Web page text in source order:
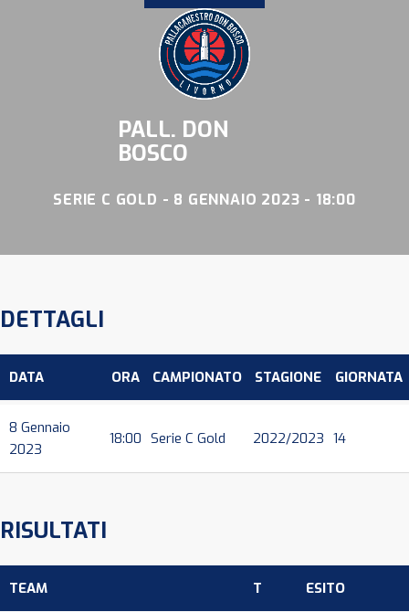
PALL. DON
BOSCO
SERIE C GOLD - 8 GENNAIO 2023 - 18:00
DETTAGLI
DATA ORA CAMPIONATO STAGIONE GIORNATA
8 Gennaio
2023
18:00 Serie C Gold 2022/2023 14
RISULTATI
TEAM T ESITO